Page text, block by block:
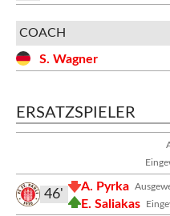
COACH
S. Wagner
ERSATZSPIELER
A. Pyrka
E. Saliakas
46'